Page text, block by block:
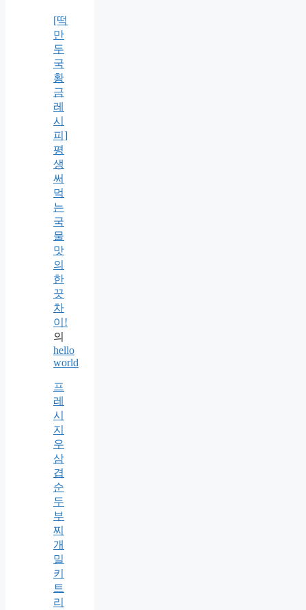
[떡
만
두
국
황
금
레
시
피]
평
생
써
먹
는
국
물
맛
의
한
끗
차
이!
의
hello
world
프
레
시
지
우
삼
겹
순
두
부
찌
개
밀
키
트
리